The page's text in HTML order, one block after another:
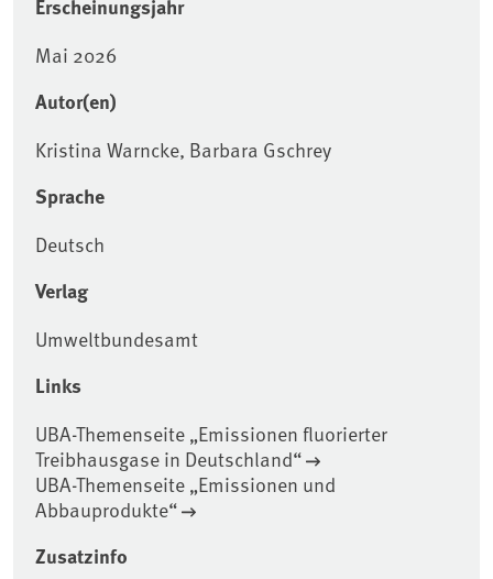
Erscheinungsjahr
Mai 2026
Autor(en)
Kristina Warncke, Barbara Gschrey
Sprache
Deutsch
Verlag
Umweltbundesamt
Links
UBA-Themenseite „Emissionen fluorierter
Treibhausgase in Deutschland“
UBA-Themenseite „Emissionen und
Abbauprodukte“
Zusatzinfo